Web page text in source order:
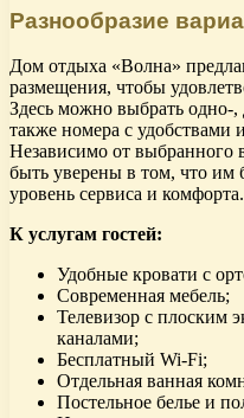
Разнообразие
Дом отдыха «Волна»
размещения, чтобы
Здесь можно выбрать одно-
также номера с
Независимо от выбранного
быть уверены в том, что им
уровень сервиса и комфорта.
К услугам гостей:
Удобные кровати с
Современная мебель;
Телевизор с плоским
каналами;
Бесплатный Wi-Fi;
Отдельная ванная
Постельное белье и